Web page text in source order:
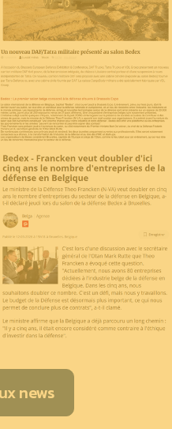
news